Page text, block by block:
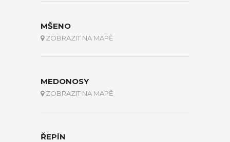
MŠENO
ZOBRAZIT NA MAPĚ
MEDONOSY
ZOBRAZIT NA MAPĚ
ŘEPÍN